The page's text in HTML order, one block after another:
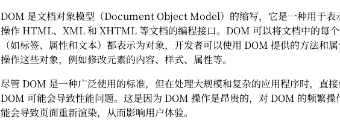
DOM 是文档对象模型（Document Object Model）的缩写，它是一种用于表
操作 HTML、XML 和 XHTML 等文档的编程接口。DOM 可以将文档中的每
（如标签、属性和文本）都表示为对象，开发者可以使用 DOM 提供的方法和
操作这些对象，例如修改元素的内容、样式、属性等。
尽管 DOM 是一种广泛使用的标准，但在处理大规模和复杂的应用程序时，直
DOM 可能会导致性能问题。这是因为 DOM 操作是昂贵的，对 DOM 的频繁操
能会导致页面重新渲染，从而影响用户体验。